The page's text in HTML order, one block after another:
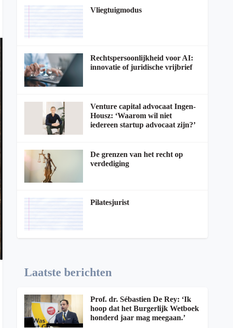
Vliegtuigmodus
Rechtspersoonlijkheid voor AI:
innovatie of juridische vrijbrief
Venture capital advocaat Ingen-
Housz: ‘Waarom wil niet
iedereen startup advocaat zijn?’
De grenzen van het recht op
verdediging
Pilatesjurist
Laatste berichten
Prof. dr. Sébastien De Rey: ‘Ik
hoop dat het Burgerlijk Wetboek
honderd jaar mag meegaan.’